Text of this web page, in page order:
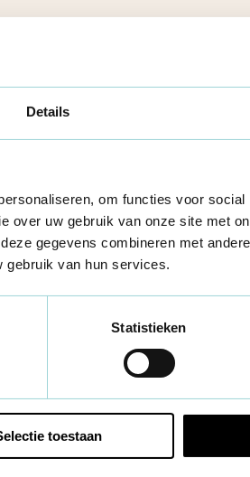
Details
om functies voor social
over uw gebruik van onze site met
gegevens combineren met
gebruik van hun services.
Statistieken
toestaan
om te
- 2026